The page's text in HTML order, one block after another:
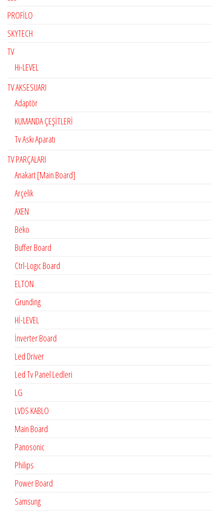
PROFİLO
SKYTECH
TV
Hi-LEVEL
TV AKSESUARI
Adaptör
KUMANDA ÇEŞİTLERİ
Tv Askı Aparatı
TV PARÇALARI
Anakart [Main Board]
Arçelik
AXEN
Beko
Buffer Board
Ctrl-Logıc Board
ELTON
Grunding
Hİ-LEVEL
İnverter Board
Led Driver
Led Tv Panel Ledleri
LG
LVDS KABLO
Main Board
Panosonic
Philips
Power Board
Samsung